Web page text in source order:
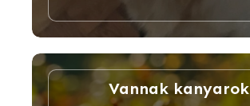
Vannak kanyarok